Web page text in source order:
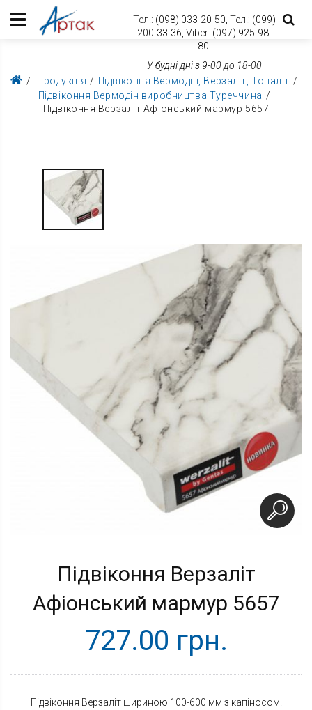
Тел.: (098) 033-20-50, Тел.: (099)
200-33-36, Viber: (097) 925-98-
80.
У будні дні з 9-00 до 18-00
Продукція
Підвіконня Вермодін, Верзаліт, Топаліт
Підвіконня Вермодін виробництва Туреччина
Підвіконня Верзаліт Афіонський мармур 5657
Підвіконня Верзаліт
Афіонський мармур 5657
727.00 грн.
Підвіконня Верзаліт шириною 100-600 мм з капіносом.